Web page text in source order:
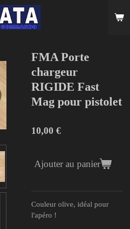
FMA Porte
chargeur
RIGIDE Fast
Mag pour pistolet
10,00 €
Ajouter au panier
Couleur olive, idéal pour
l'apéro !